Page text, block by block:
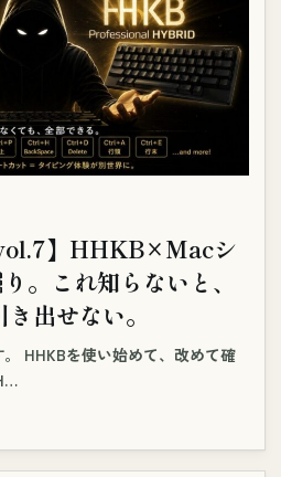
】HHKB×Macシ
。これ知らないと、
出せない。
HHKBを使い始めて、改めて確